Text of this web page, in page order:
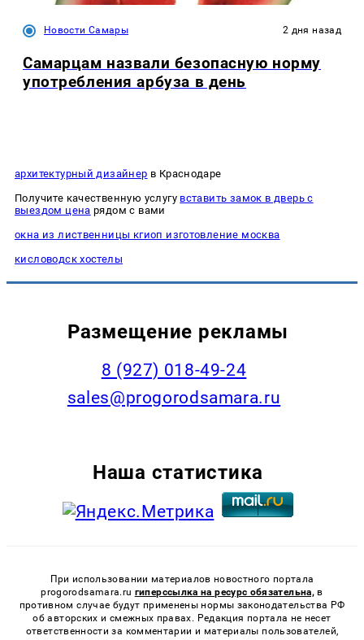
Новости Самары 2 дня назад
Самарцам назвали безопасную норму
употребления арбуза в день
архитектурный дизайнер в Краснодаре
Получите качественную услугу вставить замок в дверь с
выездом цена рядом с вами
окна из лиственницы кгиоп изготовление москва
кисловодск хостелы
Размещение рекламы
8 (927) 018-49-24
sales@progorodsamara.ru
Наша статистика
При использовании материалов новостного портала
progorodsamara.ru гиперссылка на ресурс обязательна, в
противном случае будут применены нормы законодательства РФ
об авторских и смежных правах. Редакция портала не несет
ответственности за комментарии и материалы пользователей,